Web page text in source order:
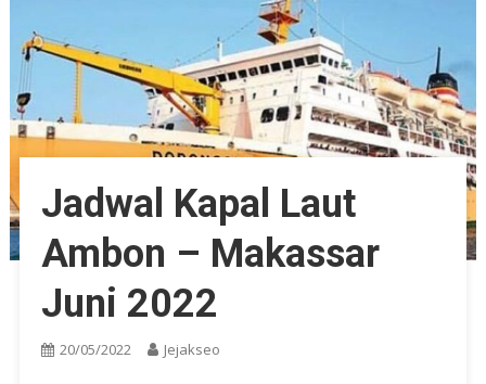
Jadwal Kapal Laut
Ambon – Makassar
Juni 2022
20/05/2022 Jejakseo